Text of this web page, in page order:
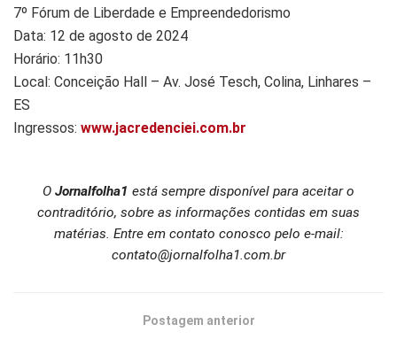
7º Fórum de Liberdade e Empreendedorismo
Data: 12 de agosto de 2024
Horário: 11h30
Local: Conceição Hall – Av. José Tesch, Colina, Linhares –
ES
Ingressos: www.jacredenciei.com.br
O Jornalfolha1 está sempre disponível para aceitar o
contraditório, sobre as informações contidas em suas
matérias. Entre em contato conosco pelo e-mail:
contato@jornalfolha1.com.br
Postagem anterior